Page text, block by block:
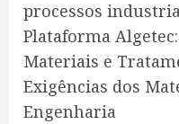
processos
Plataforma Algetec:
Materiais e
Exigências dos
Engenharia